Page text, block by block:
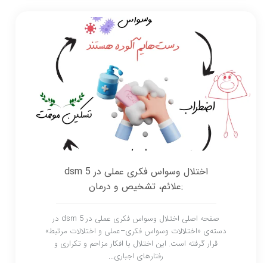
اختلال وسواس فکری عملی در dsm 5
:علائم، تشخیص و درمان
صفحه اصلی اختلال وسواس فکری عملی در dsm 5 در
دسته‌ی «اختلالات وسواس فکری–عملی و اختلالات مرتبط»
قرار گرفته است. این اختلال با افکار مزاحم و تکراری و
رفتارهای اجباری...